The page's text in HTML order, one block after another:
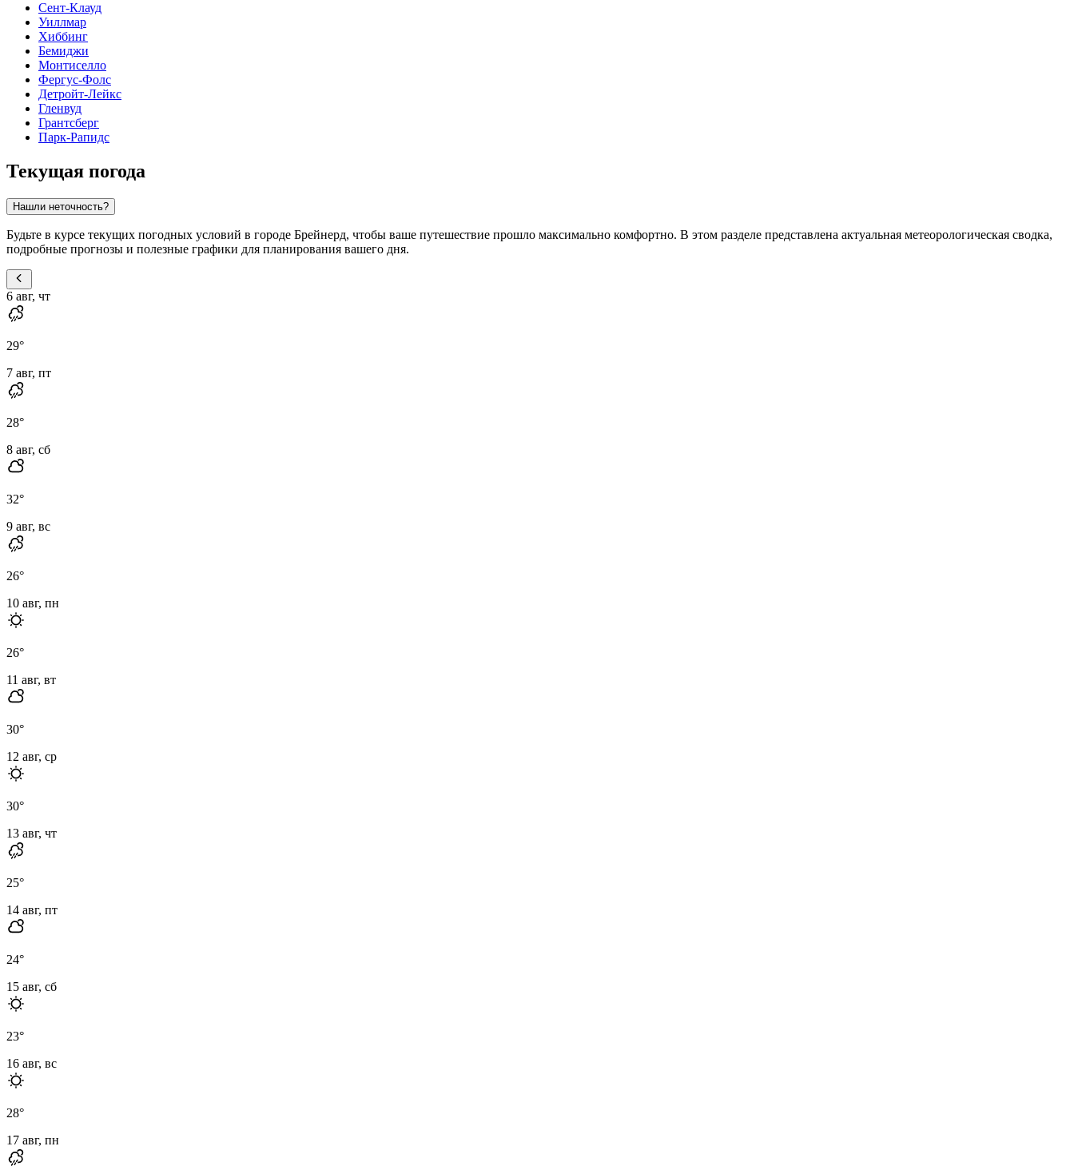
Сент-Клауд
Уиллмар
Хиббинг
Бемиджи
Монтиселло
Фергус-Фолс
Детройт-Лейкс
Гленвуд
Грантсберг
Парк-Рапидс
Текущая погода
Нашли неточность?
Будьте в курсе текущих погодных условий в городе Брейнерд, чтобы ваше путешествие прошло максимально комфортно. В этом разделе представлена актуальная метеорологическая сводка,
подробные прогнозы и полезные графики для планирования вашего дня.
6 авг, чт
29°
7 авг, пт
28°
8 авг, сб
32°
9 авг, вс
26°
10 авг, пн
26°
11 авг, вт
30°
12 авг, ср
30°
13 авг, чт
25°
14 авг, пт
24°
15 авг, сб
23°
16 авг, вс
28°
17 авг, пн